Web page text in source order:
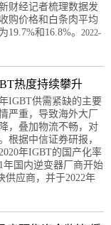
财经记者梳理数据发
购价格和白条肉平均
和16.8%。 2022-
热度持续攀升
IGBT供需紧缺的主要
严重，导致海外大厂
，叠加物流不畅，对
根据中信证券研报，
年IGBT的国产化率
年国内逆变器厂商开始
供应商，并于2022年